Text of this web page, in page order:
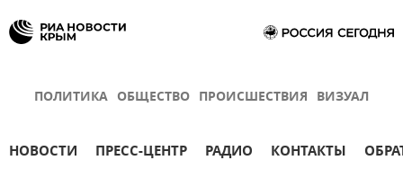
ПОЛИТИКА ОБЩЕСТВО ПРОИСШЕСТВИЯ ВИЗУАЛ
НОВОСТИ ПРЕСС-ЦЕНТР РАДИО КОНТАКТЫ